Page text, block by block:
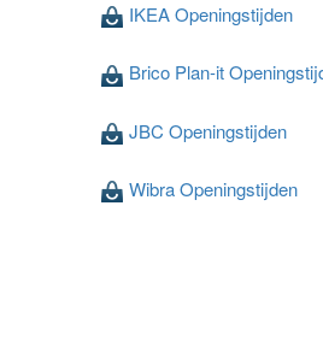
IKEA Openingstijden
Brico Plan-it
JBC Openingstijden
Wibra Openingstijden